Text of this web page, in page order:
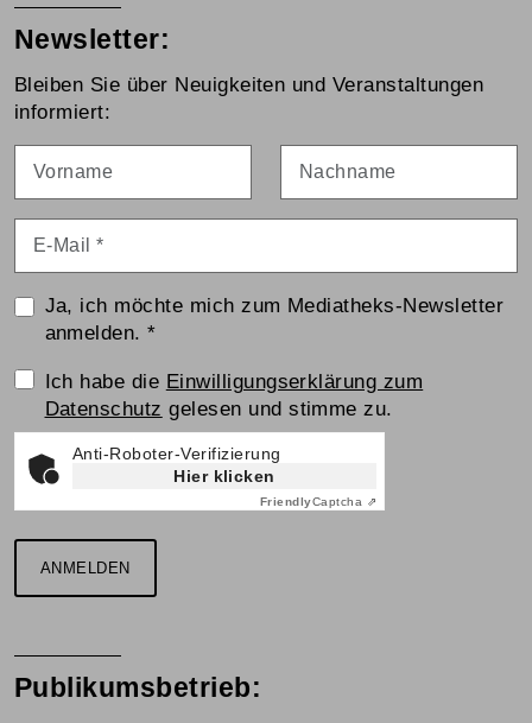
Newsletter:
Bleiben Sie über Neuigkeiten und Veranstaltungen
informiert:
Ja, ich möchte mich zum Mediatheks-Newsletter
anmelden.*
Einwilligungserklärung
Ich habe die Einwilligungserklärung zum
Datenschutz gelesen und stimme zu.
Anti-Roboter-Verifizierung
Hier klicken
FriendlyCaptcha ⇗
ANMELDEN
Publikumsbetrieb: